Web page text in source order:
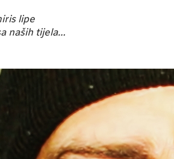
lipe
naših tijela…